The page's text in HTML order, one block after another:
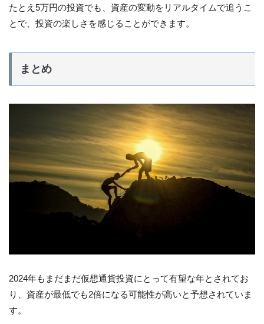
たとえ5万円の投資でも、資産の変動をリアルタイムで追うこ
とで、投資の楽しさを感じることができます。
まとめ
2024年もまだまだ仮想通貨投資にとって有望な年とされてお
り、資産が最低でも2倍になる可能性が高いと予想されていま
す。